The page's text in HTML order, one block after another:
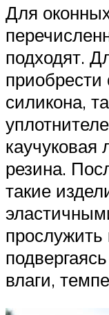
Для
подходят.
приобрести
силикона,
каучуковая
резина.
такие
влаги,